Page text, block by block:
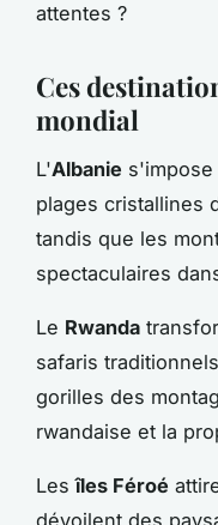
attentes ?
Ces
mondial
L'Albanie s'impose
plages cristallines
tandis que les
spectaculaires
Le Rwanda
safaris
gorilles des
rwandaise et la
Lesîles Féroé